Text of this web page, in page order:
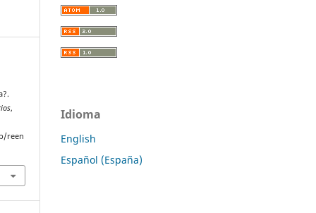
,
reen
Idioma
English
Español (España)